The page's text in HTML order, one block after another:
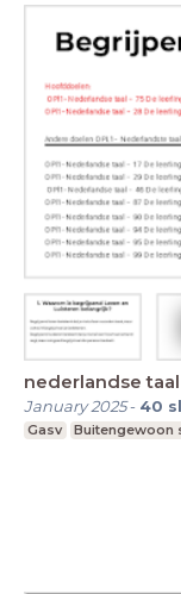
nederlandse
January 2025- 40
Gasv Buitengewoon